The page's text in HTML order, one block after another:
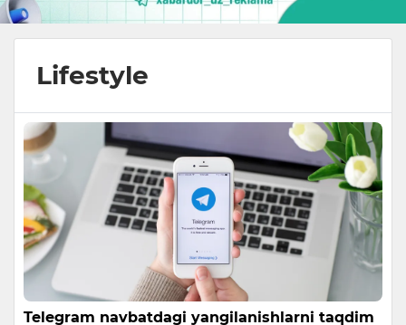
Lifestyle
Telegram navbatdagi yangilanishlarni taqdim